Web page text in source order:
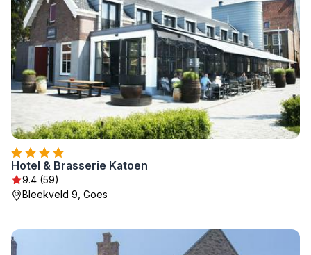
Hotel & Brasserie Katoen
9.4 (59)
Bleekveld 9, Goes